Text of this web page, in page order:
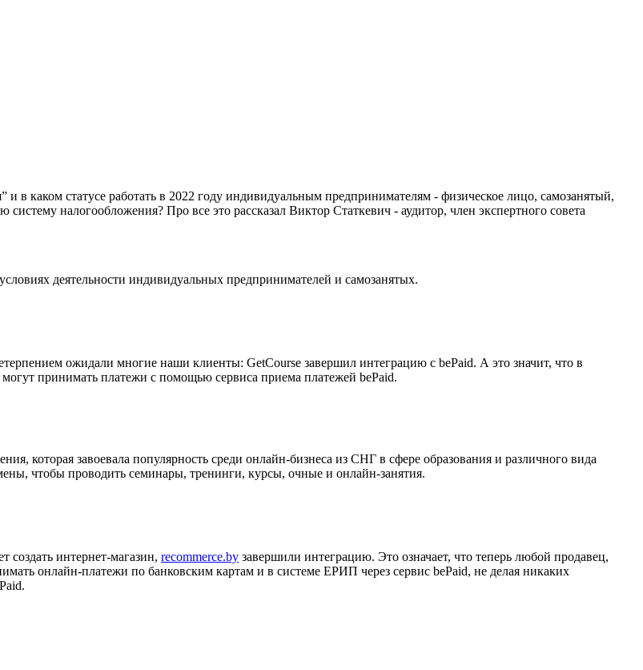
и в каком статусе работать в 2022 году индивидуальным предпринимателям - физическое лицо, самозанятый,
налогообложения? Про все это рассказал Виктор Статкевич - аудитор, член экспертного совета
деятельности индивидуальных предпринимателей и самозанятых.
ожидали многие наши клиенты: GetCourse завершил интеграцию с bePaid. А это значит, что в
принимать платежи с помощью сервиса приема платежей bePaid.
которая завоевала популярность среди онлайн-бизнеса из СНГ в сфере образования и различного вида
чтобы проводить семинары, тренинги, курсы, очные и онлайн-занятия.
создать интернет-магазин, recommerce.by завершили интеграцию. Это означает, что теперь любой продавец,
онлайн-платежи по банковским картам и в системе ЕРИП через сервис bePaid, не делая никаких